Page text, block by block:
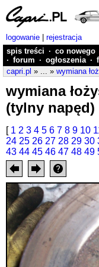
logowanie
rejestracja
spis treści · co nowego
· forum · ogłoszenia ·
capri.pl » ... » wymiana
wymiana
(tylny napęd)
[ 1 2 3 4 5 6 7 8 9 10
24 25 26 27 28 29 30
43 44 45 46 47 48 49